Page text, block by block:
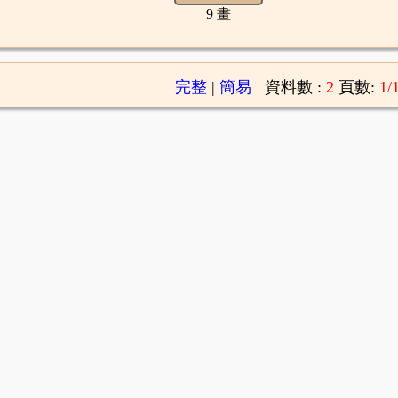
9 畫
完整| 簡易 資料數 : 2 頁數: 1/